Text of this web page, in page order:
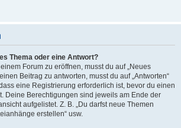
Thema oder eine Antwort?
Forum zu eröffnen, musst du auf „Neues
Beitrag zu antworten, musst du auf „Antworten“
eine Registrierung erforderlich ist, bevor du einen
Deine Berechtigungen sind jeweils am Ende der
aufgelistet. Z. B. „Du darfst neue Themen
erstellen“ usw.